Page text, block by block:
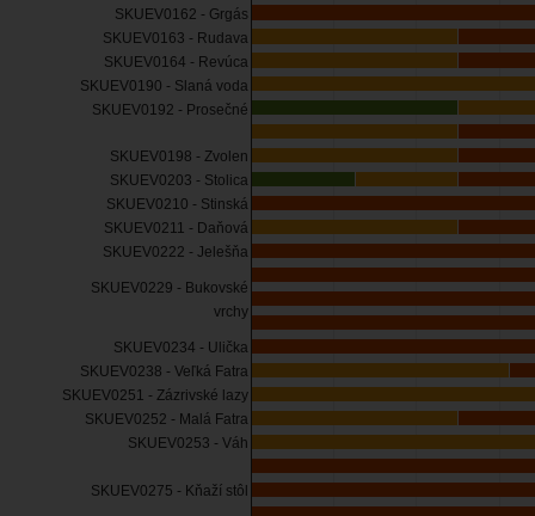
SKUEV0162 - Grgás
SKUEV0163 - Rudava
SKUEV0164 - Revúca
SKUEV0190 - Slaná voda
SKUEV0192 - Prosečné
SKUEV0198 - Zvolen
SKUEV0203 - Stolica
SKUEV0210 - Stinská
SKUEV0211 - Daňová
SKUEV0222 - Jelešňa
SKUEV0229 - Bukovské
vrchy
SKUEV0234 - Ulička
SKUEV0238 - Veľká Fatra
SKUEV0251 - Zázrivské lazy
SKUEV0252 - Malá Fatra
SKUEV0253 - Váh
SKUEV0275 - Kňaží stôl